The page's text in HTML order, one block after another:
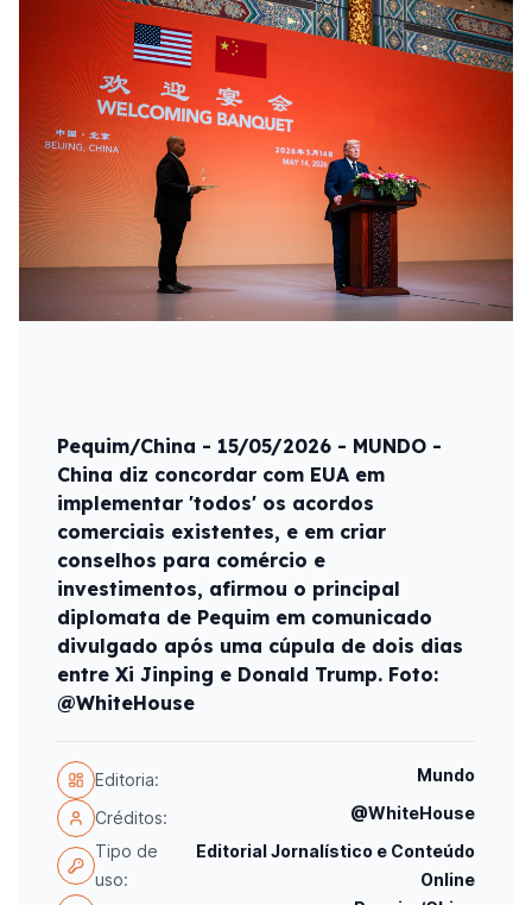
Pequim/China - 15/05/2026 - MUNDO -
China diz concordar com EUA em
implementar 'todos' os acordos
comerciais existentes, e em criar
conselhos para comércio e
investimentos, afirmou o principal
diplomata de Pequim em comunicado
divulgado após uma cúpula de dois dias
entre Xi Jinping e Donald Trump. Foto:
@WhiteHouse
Editoria: Mundo
Créditos:
@WhiteHouse
Tipo de
uso:
Editorial Jornalístico e Conteúdo
Online